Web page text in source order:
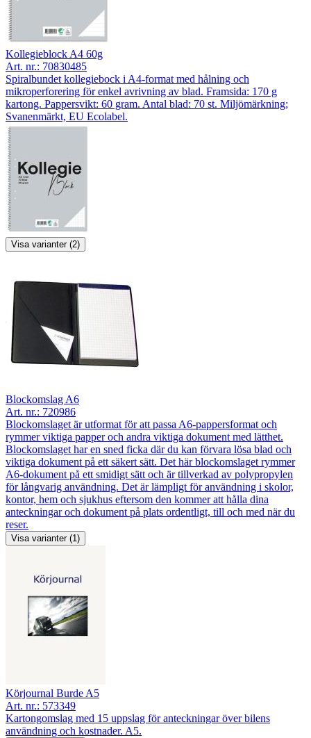
Kollegieblock A4 60g
Art. nr.: 70830485
Spiralbundet kollegiebock i A4-format med hålning och
mikroperforering för enkel avrivning av blad. Framsida: 170 g
kartong. Pappersvikt: 60 gram. Antal blad: 70 st. Miljömärkning;
Svanenmärkt, EU Ecolabel.
Visa varianter (2)
Blockomslag A6
Art. nr.: 720986
Blockomslaget är utformat för att passa A6-pappersformat och
rymmer viktiga papper och andra viktiga dokument med lätthet.
Blockomslaget har en sned ficka där du kan förvara lösa blad och
viktiga dokument på ett säkert sätt. Det här blockomslaget rymmer
A6-dokument på ett smidigt sätt och är tillverkad av polypropylen
för långvarig användning. Det är lämpligt för användning i skolor,
kontor, hem och sjukhus eftersom den kommer att hålla dina
anteckningar och dokument på plats ordentligt, till och med när du
reser.
Visa varianter (1)
Körjournal Burde A5
Art. nr.: 573349
Kartongomslag med 15 uppslag för anteckningar över bilens
användning och kostnader. A5.